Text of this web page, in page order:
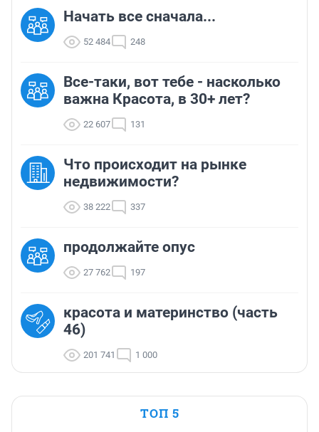
Начать все сначала...
52 484 248
Все-таки, вот тебе - насколько
важна Красота, в 30+ лет?
22 607 131
Что происходит на рынке
недвижимости?
38 222 337
продолжайте опус
27 762 197
красота и материнство (часть
46)
201 741 1 000
ТОП 5